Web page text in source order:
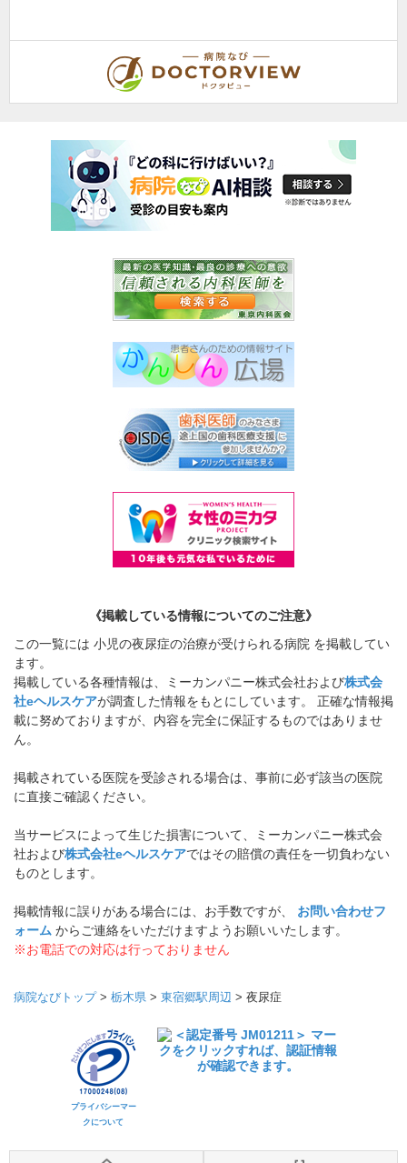
《掲載している情報についてのご注意》
この一覧には 小児の夜尿症の治療が受けられる病院 を掲載してい
ます。
掲載している各種情報は、ミーカンパニー株式会社および株式会
社eヘルスケアが調査した情報をもとにしています。 正確な情報掲
載に努めておりますが、内容を完全に保証するものではありませ
ん。
掲載されている医院を受診される場合は、事前に必ず該当の医院
に直接ご確認ください。
当サービスによって生じた損害について、ミーカンパニー株式会
社および株式会社eヘルスケアではその賠償の責任を一切負わない
ものとします。
掲載情報に誤りがある場合には、お手数ですが、 お問い合わせフ
ォーム からご連絡をいただけますようお願いいたします。
※お電話での対応は行っておりません
病院なびトップ> 栃木県 > 東宿郷駅周辺 > 夜尿症
プライバシーマー
クについて